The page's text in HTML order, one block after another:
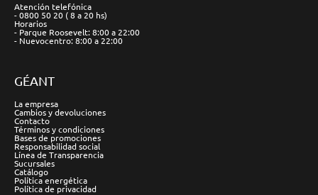
Atención telefónica
- 0800 50 20 ( 8 a 20 hs)
Horarios
- Parque Roosevelt: 8:00 a 22:00
- Nuevocentro: 8:00 a 22:00
GÉANT
La empresa
Cambios y devoluciones
Contacto
Términos y condiciones
Bases de promociones
Responsabilidad social
Línea de Transparencia
Sucursales
Catálogo
Política energética
Política de privacidad